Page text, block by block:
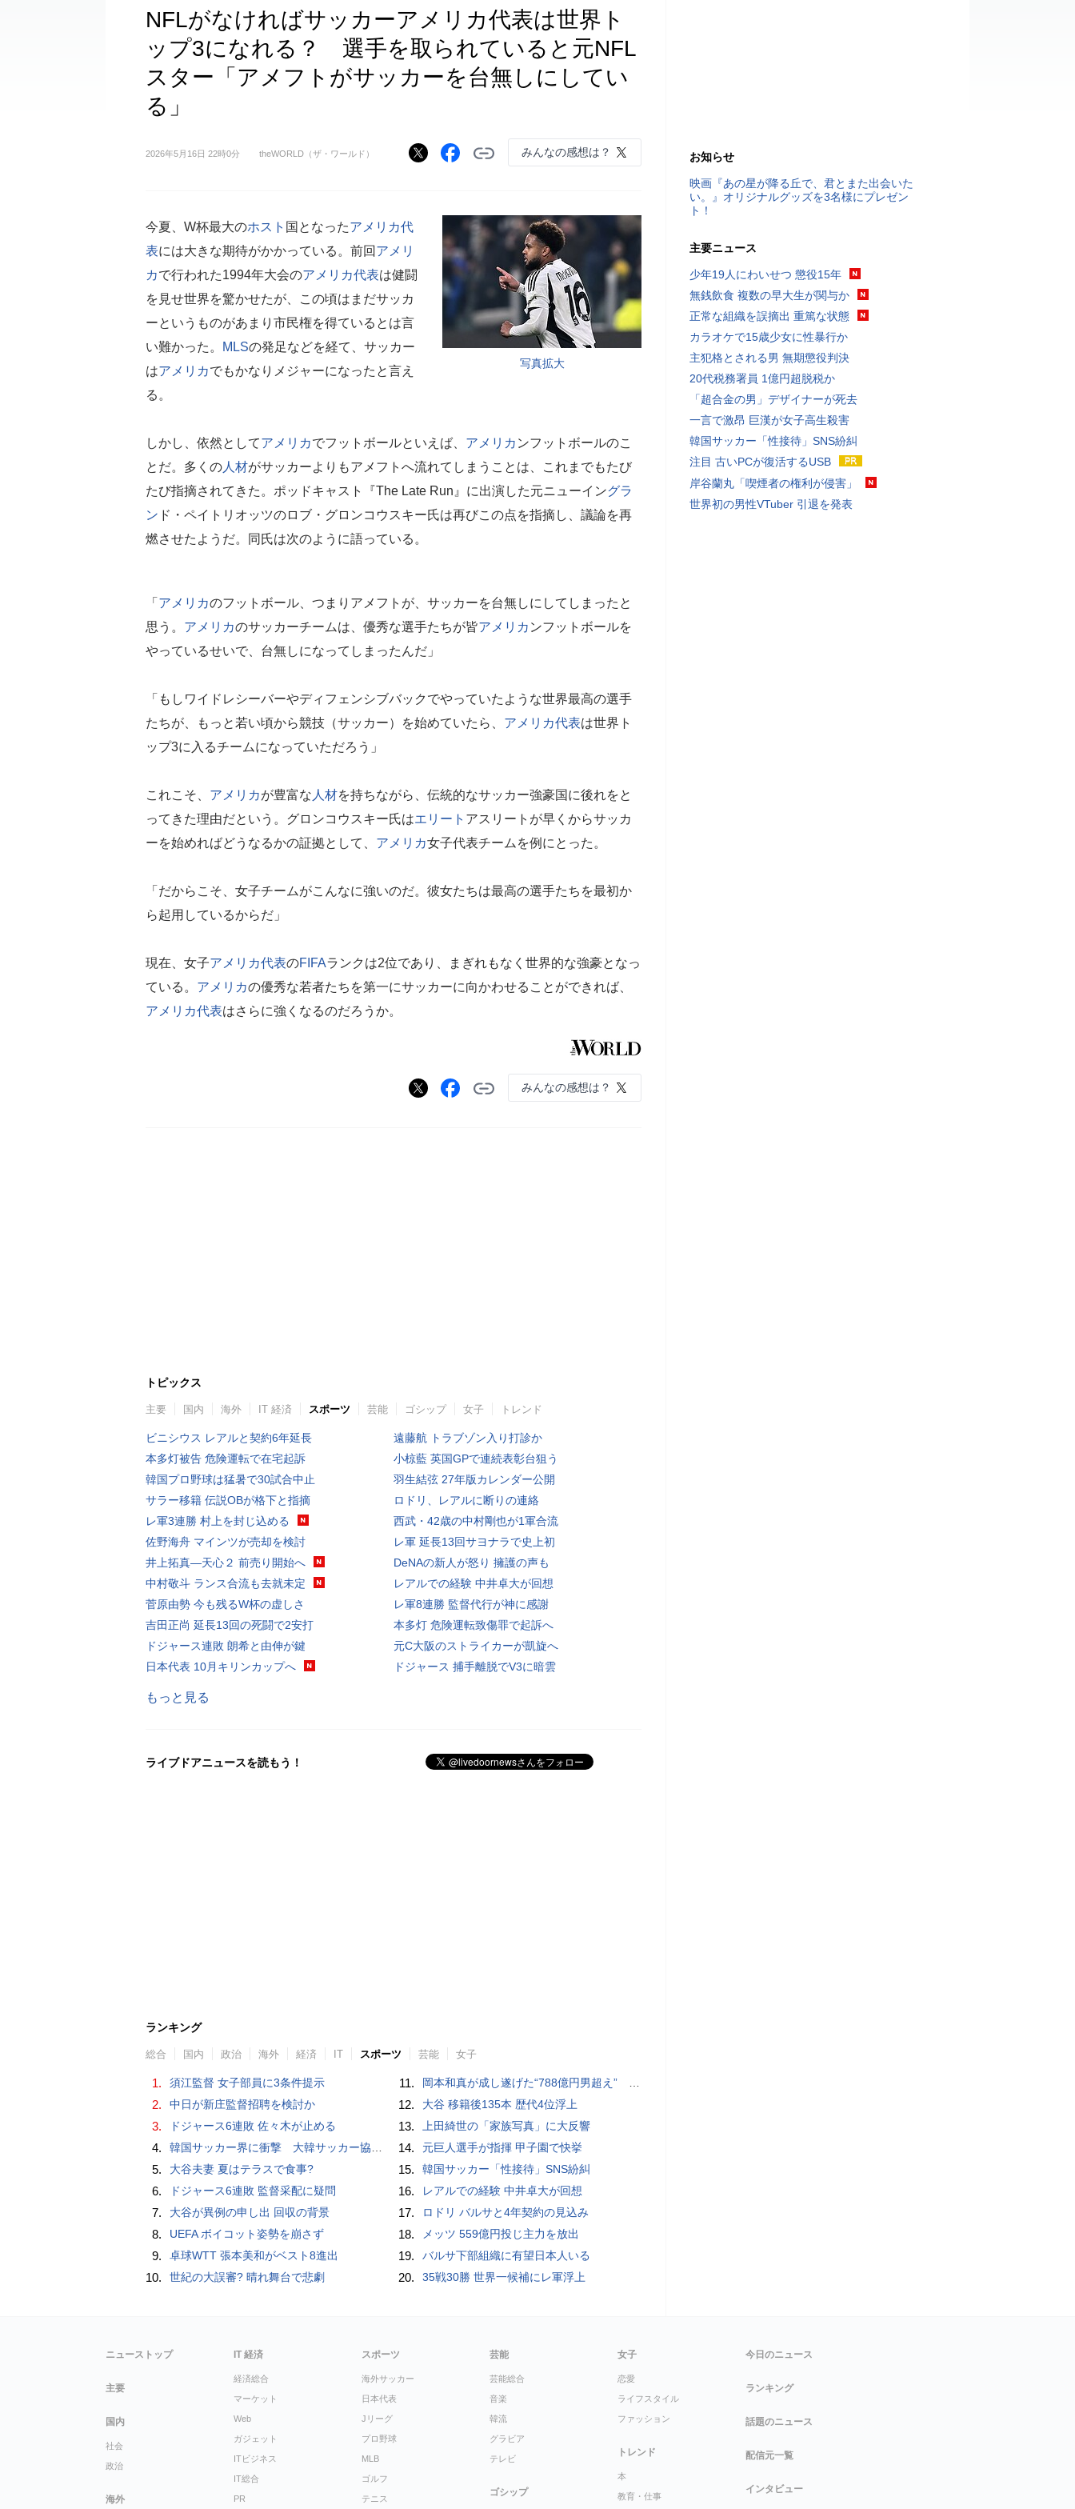
NFLがなければサッカーアメリカ代表は世界ト
ップ3になれる？ 選手を取られていると元NFL
スター「アメフトがサッカーを台無しにしてい
る」
2026年5月16日 22時0分 theWORLD（ザ・ワールド） みんなの感想は？
写真拡大
今夏、W杯最大のホスト 国となったアメリカ代
表には大きな期待がかかっている。前回 アメリ
カで行われた1994年大会のアメリカ代表は健闘
を見せ世界を驚かせたが、この頃はまだサッカ
ーというものがあまり市民権を得ているとは言
い難かった。
MLSの発足などを経て、サッカー
はアメリカでもかなりメジャーになったと言え
る。
しかし、依然としてアメリカでフットボールといえば、 アメリカ ンフットボールのこ
とだ。多くの人材がサッカーよりもアメフトへ流れてしまうことは、これまでもたび
たび指摘されてきた。ポッドキャスト『The Late Run』に出演した元ニューイングラ
ン ド・ペイトリオッツのロブ・グロンコウスキー氏は再びこの点を指摘し、議論を再
燃させたようだ。同氏は次のように語っている。
「 アメリカのフットボール、つまりアメフトが、サッカーを台無しにしてしまったと
思う。 アメリカのサッカーチームは、優秀な選手たちが皆アメリカ ンフットボールを
やっているせいで、台無しになってしまったんだ」
「もしワイドレシーバーやディフェンシブバックでやっていたような世界最高の選手
たちが、もっと若い頃から競技（サッカー）を始めていたら、 アメリカ代表は世界ト
ップ3に入るチームになっていただろう」
これこそ、 アメリカが豊富な 人材を持ちながら、伝統的なサッカー強豪国に後れをと
ってきた理由だという。グロンコウスキー氏はエリート アスリートが早くからサッカ
ーを始めればどうなるかの証拠として、 アメリカ女子代表チームを例にとった。
「だからこそ、女子チームがこんなに強いのだ。彼女たちは最高の選手たちを最初か
ら起用しているからだ」
現在、女子アメリカ代表のFIFAランクは2位であり、まぎれもなく世界的な強豪となっ
ている。 アメリカの優秀な若者たちを第一にサッカーに向かわせることができれば、
アメリカ代表はさらに強くなるのだろうか。
みんなの感想は？
トピックス
主要 国内 海外 IT 経済 スポーツ 芸能 ゴシップ 女子 トレンド
ビニシウス レアルと契約6年延長
本多灯被告 危険運転で在宅起訴
韓国プロ野球は猛暑で30試合中止
サラー移籍 伝説OBが格下と指摘
レ軍3連勝 村上を封じ込める
佐野海舟 マインツが売却を検討
井上拓真―天心２ 前売り開始へ
中村敬斗 ランス合流も去就未定
菅原由勢 今も残るW杯の虚しさ
吉田正尚 延長13回の死闘で2安打
ドジャース連敗 朗希と由伸が鍵
日本代表 10月キリンカップへ
遠藤航 トラブゾン入り打診か
小椋藍 英国GPで連続表彰台狙う
羽生結弦 27年版カレンダー公開
ロドリ、レアルに断りの連絡
西武・42歳の中村剛也が1軍合流
レ軍 延長13回サヨナラで史上初
DeNAの新人が怒り 擁護の声も
レアルでの経験 中井卓大が回想
レ軍8連勝 監督代行が神に感謝
本多灯 危険運転致傷罪で起訴へ
元C大阪のストライカーが凱旋へ
ドジャース 捕手離脱でV3に暗雲
もっと見る
ライブドアニュースを読もう！
ランキング
総合 国内 政治 海外 経済 IT スポーツ 芸能 女子
1. 須江監督 女子部員に3条件提示
2. 中日が新庄監督招聘を検討か
3. ドジャース6連敗 佐々木が止める
4. 韓国サッカー界に衝撃 大韓サッカー協会に外国人審判への“性的接待”疑惑 韓国メディアが報道
5. 大谷夫妻 夏はテラスで食事?
6. ドジャース6連敗 監督采配に疑問
7. 大谷が異例の申し出 回収の背景
8. UEFA ボイコット姿勢を崩さず
9. 卓球WTT 張本美和がベスト8進出
10. 世紀の大誤審? 晴れ舞台で悲劇
11. 岡本和真が成し遂げた“788億円男超え” いつのまにか「3位」…見据える球団記録更新
12. 大谷 移籍後135本 歴代4位浮上
13. 上田綺世の「家族写真」に大反響
14. 元巨人選手が指揮 甲子園で快挙
15. 韓国サッカー「性接待」SNS紛糾
16. レアルでの経験 中井卓大が回想
17. ロドリ バルサと4年契約の見込み
18. メッツ 559億円投じ主力を放出
19. バルサ下部組織に有望日本人いる
20. 35戦30勝 世界一候補にレ軍浮上
お知らせ
映画『あの星が降る丘で、君とまた出会いた
い。』オリジナルグッズを3名様にプレゼン
ト！
主要ニュース
少年19人にわいせつ 懲役15年
無銭飲食 複数の早大生が関与か
正常な組織を誤摘出 重篤な状態
カラオケで15歳少女に性暴行か
主犯格とされる男 無期懲役判決
20代税務署員 1億円超脱税か
「超合金の男」デザイナーが死去
一言で激昂 巨漢が女子高生殺害
韓国サッカー「性接待」SNS紛糾
注目 古いPCが復活するUSB
岸谷蘭丸「喫煙者の権利が侵害」
世界初の男性VTuber 引退を発表
ニューストップ
主要
国内
社会
政治
海外
IT 経済
経済総合
マーケット
Web
ガジェット
ITビジネス
IT総合
PR
スポーツ
海外サッカー
日本代表
Jリーグ
プロ野球
MLB
ゴルフ
テニス
芸能
芸能総合
音楽
韓流
グラビア
テレビ
ゴシップ
女子
恋愛
ライフスタイル
ファッション
トレンド
本
教育・仕事
今日のニュース
ランキング
話題のニュース
配信元一覧
インタビュー